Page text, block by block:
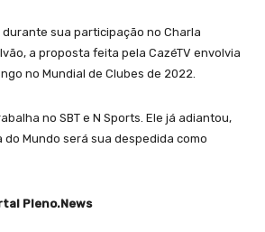
sua participação no Charla
a proposta feita pela CazéTV envolvia
no Mundial de Clubes de 2022.
no SBT e N Sports. Ele já adiantou,
do Mundo será sua despedida como
Pleno.News